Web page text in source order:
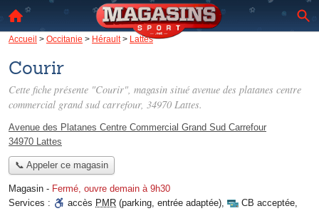
Accueil > Occitanie > Hérault> Lattes
Courir
Cette fiche présente "Courir", magasin situé avenue des platanes centre
commercial grand sud carrefour, 34970 Lattes.
Avenue des Platanes Centre Commercial Grand Sud Carrefour
34970 Lattes
📞 Appeler ce magasin
Magasin - Fermé, ouvre demain à 9h30
Services :
accès PMR (parking, entrée adaptée), CB acceptée,